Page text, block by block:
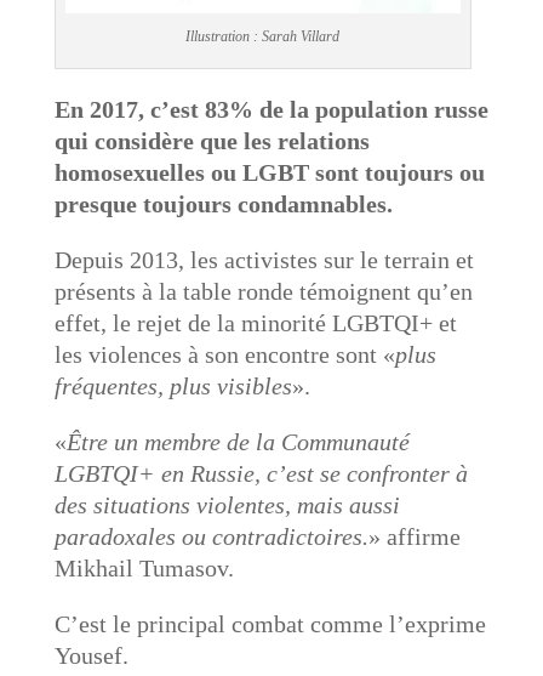
Illustration : Sarah Villard
En 2017, c’est 83% de la population russe
qui considère que les relations
homosexuelles ou LGBT sont toujours ou
presque toujours condamnables.
Depuis 2013, les activistes sur le terrain et
présents à la table ronde témoignent qu’en
effet, le rejet de la minorité LGBTQI+ et
les violences à son encontre sont «plus
fréquentes, plus visibles».
«Être un membre de la Communauté
LGBTQI+ en Russie, c’est se confronter à
des situations violentes, mais aussi
paradoxales ou contradictoires.» affirme
Mikhail Tumasov.
C’est le principal combat comme l’exprime
Yousef.